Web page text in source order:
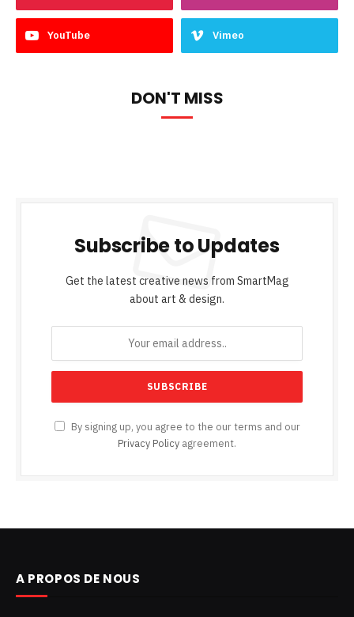
YouTube Vimeo
DON'T MISS
Subscribe to Updates
Get the latest creative news from SmartMag
about art & design.
By signing up, you agree to the our terms and our
Privacy Policy agreement.
A PROPOS DE NOUS